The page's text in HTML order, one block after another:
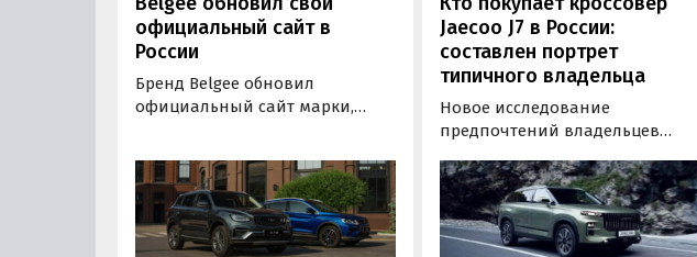
официальный сайт в
России
Бренд Belgee обновил
официальный сайт марки,
Ресурс позволяет быстро
получить всю необходимую
информацию о моделях Belgee,
найти ближайший дилерский
Jaecoo J7 в России:
составлен портрет
типичного владельца
Новое исследование
предпочтений владельцев
кроссовер особенно популярен
среди искушенных
автомобилистов. Бренд
выяснил, что именно